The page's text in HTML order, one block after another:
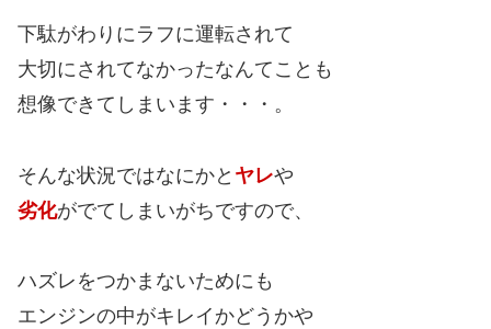
下駄がわりにラフに運転されて
大切にされてなかったなんてことも
想像できてしまいます・・・。
そんな状況ではなにかと ヤレや
劣化がでてしまいがちですので、
ハズレをつかまないためにも
エンジンの中がキレイかどうかや